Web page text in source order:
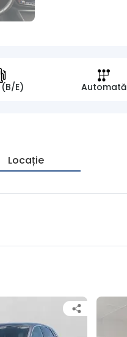
E) Automată
Locație